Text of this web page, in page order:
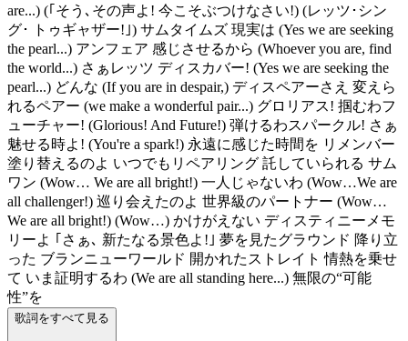
are...) (｢そう､その声よ! 今こそぶつけなさい!) (レッツ･シン
グ･ トゥギャザー!｣) サムタイムズ 現実は (Yes we are seeking
the pearl...) アンフェア 感じさせるから (Whoever you are, find
the world...) さぁレッツ ディスカバー! (Yes we are seeking the
pearl...) どんな (If you are in despair,) ディスペアーさえ 変えら
れるペアー (we make a wonderful pair...) グロリアス! 掴むわフ
ューチャー! (Glorious! And Future!) 弾けるわスパークル! さぁ
魅せる時よ! (You're a spark!) 永遠に感じた時間を リメンバー
塗り替えるのよ いつでもリペアリング 託していられる サム
ワン (Wow… We are all bright!) 一人じゃないわ (Wow…We are
all challenger!) 巡り会えたのよ 世界級のパートナー (Wow…
We are all bright!) (Wow…) かけがえない ディスティニーメモ
リーよ ｢さぁ､ 新たなる景色よ!｣ 夢を見たグラウンド 降り立
った ブランニューワールド 開かれたストレイト 情熱を乗せ
て いま証明するわ (We are all standing here...) 無限の“可能
性”を
歌詞をすべて見る